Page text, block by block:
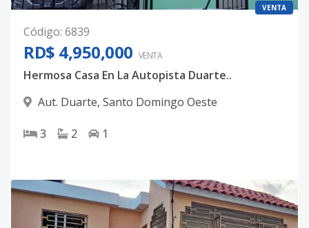
VENTA
Código: 6839
RD$ 4,950,000 VENTA
Hermosa Casa En La Autopista Duarte..
Aut. Duarte, Santo Domingo Oeste
3 2 1